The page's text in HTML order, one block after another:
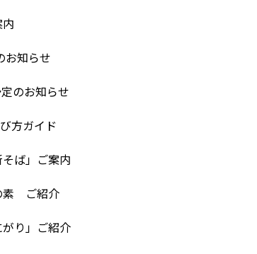
お知らせ
のお知らせ
方ガイド
ば」ご案内
素 ご紹介
り」ご紹介